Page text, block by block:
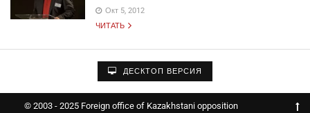
Окт 5, 2012
ЧИТАТЬ
ДЕСКТОП ВЕРСИЯ
© 2003 - 2025 Foreign office of Kazakhstani opposition